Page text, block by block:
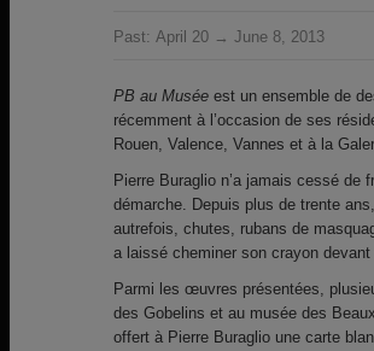
Past: April 20 → June 8, 2013
PB au Musée est un ensemble de
récemment à l’occasion de ses
Rouen, Valence, Vannes et à la
Pierre Buraglio n’a jamais cessé de
démarche. Depuis plus de trente
autrefois, chutes, rubans de
a laissé cheminer son crayon
Parmi les œuvres présentées,
des Gobelins et au musée des
offert à Pierre Buraglio une carte